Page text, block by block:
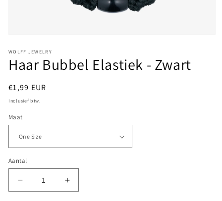
openen
in
modaal
WOLFF JEWELRY
Haar Bubbel Elastiek - Zwart
Normale
prijs
€1,99 EUR
Inclusief btw.
Maat
Aantal
Aantal
verlagen
Aantal
verhogen